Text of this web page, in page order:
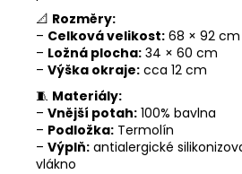
📐 Rozměry:
– Celková velikost: 68 × 92 cm
– Ložná plocha: 34 × 60 cm
– Výška okraje: cca 12 cm
🧵 Materiály:
– Vnější potah: 100% bavlna
– Podložka: Termolín
– Výplň: antialergické
vlákno